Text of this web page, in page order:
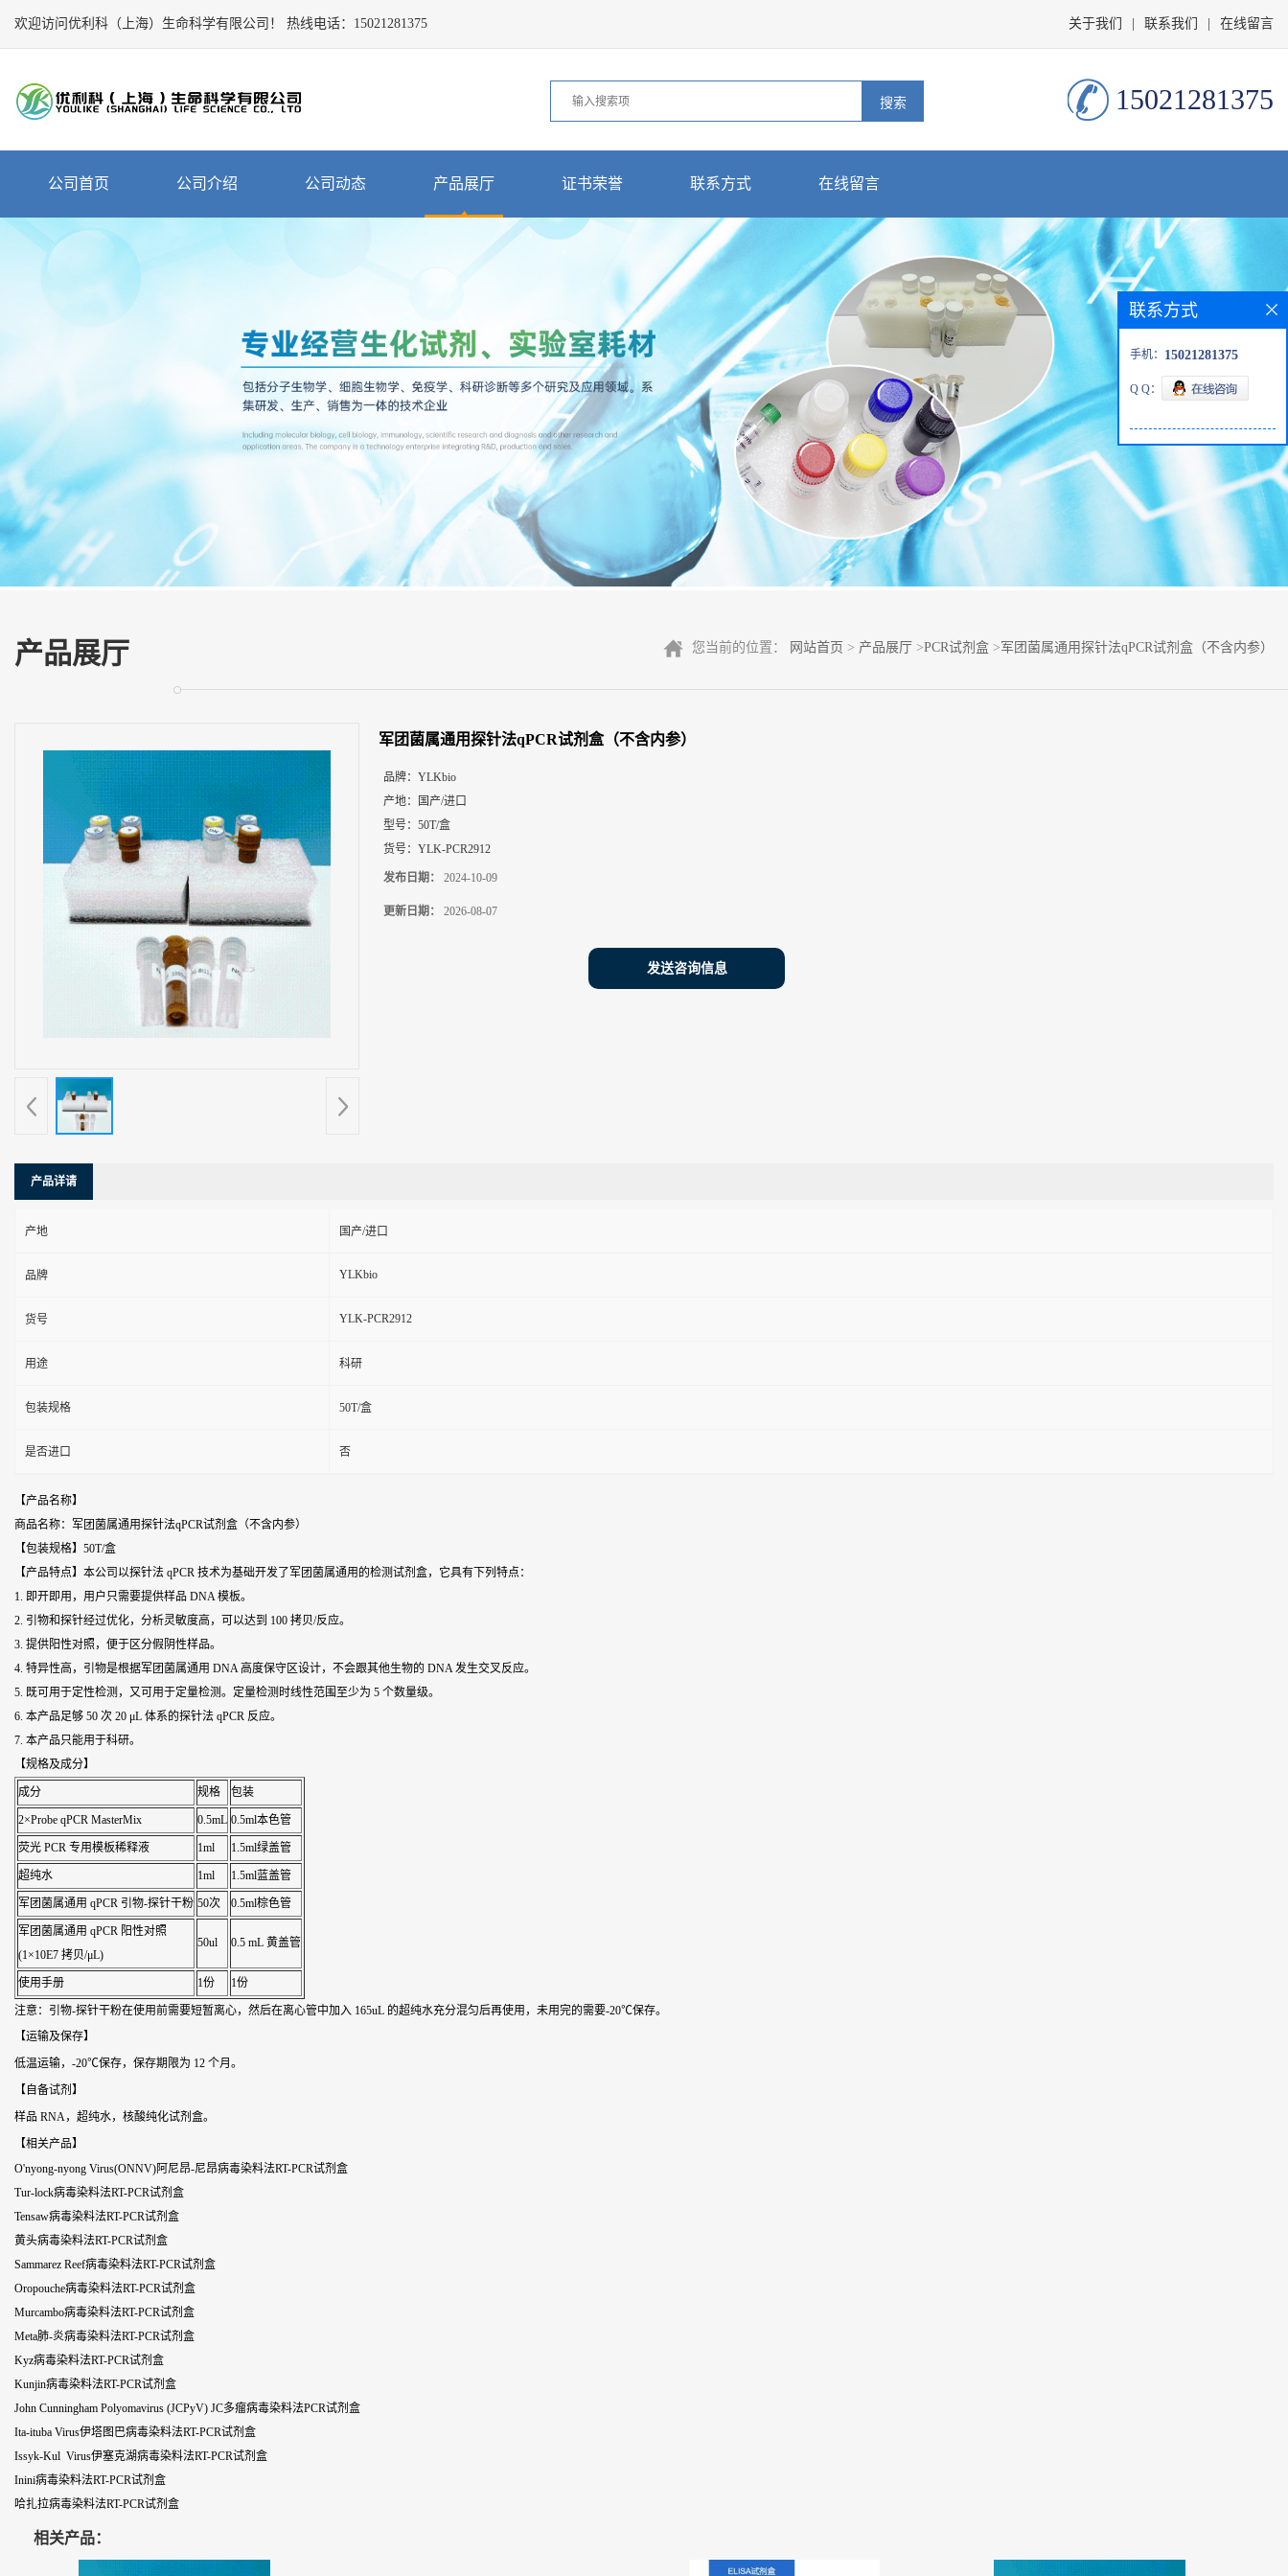
欢迎访问优利科（上海）生命科学有限公司！ 热线电话： 15021281375 关于我们 联系我们 在线留言
15021281375
Close
司
首
介
绍
证
书
荣
誉
方
式
公司首页 公司介绍 公司动态 产品展厅 证书荣誉 联系方式 在线留言
产品展厅 您当前的位置： 网站首页 > 产品展厅 >PCR试剂盒 >军团菌属通用探针法qPCR试剂盒（不含内参）
军团菌属通用探针法qPCR试剂盒（不含内参）
品牌： YLKbio
产地：
国产/进口
型号： 50T/盒
货号： YLK-PCR2912
发布日期： 2024-10-09
更新日期： 2026-08-07
发送咨询信息
产品详请
产地 国产/进口
品牌 YLKbio
货号 YLK-PCR2912
用途 科研
包装规格 50T/盒
是否进口 否
【产品名称】
商品名称：军团菌属通用探针法qPCR试剂盒（不含内参）
【包装规格】50T/盒
【产品特点】本公司以探针法 qPCR 技术为基础开发了军团菌属通用的检测试剂盒，它具有下列特点：
1. 即开即用，用户只需要提供样品 DNA 模板。
2. 引物和探针经过优化，分析灵敏度高，可以达到 100 拷贝/反应。
3. 提供阳性对照，便于区分假阴性样品。
4. 特异性高，引物是根据军团菌属通用 DNA 高度保守区设计，不会跟其他生物的 DNA 发生交叉反应。
5. 既可用于定性检测，又可用于定量检测。定量检测时线性范围至少为 5 个数量级。
6. 本产品足够 50 次 20 μL 体系的探针法 qPCR 反应。
7. 本产品只能用于科研。
【规格及成分】
成分 规格 包装
2×Probe qPCR MasterMix 0.5mL 0.5ml本色管
荧光 PCR 专用模板稀释液 1ml 1.5ml绿盖管
超纯水 1ml 1.5ml蓝盖管
军团菌属通用 qPCR 引物-探针干粉 50次 0.5ml棕色管
军团菌属通用 qPCR 阳性对照
(1×10E7 拷贝/μL)
50ul 0.5 mL 黄盖管
使用手册 1份 1份
注意：引物-探针干粉在使用前需要短暂离心，然后在离心管中加入 165uL 的超纯水充分混匀后再使用，未用完的需要-20℃保存。
【运输及保存】
低温运输，-20℃保存，保存期限为 12 个月。
【自备试剂】
样品 RNA，超纯水，核酸纯化试剂盒。
【相关产品】
O'nyong-nyong Virus(ONNV)阿尼昂-尼昂病毒染料法RT-PCR试剂盒
Tur-lock病毒染料法RT-PCR试剂盒
Tensaw病毒染料法RT-PCR试剂盒
黄头病毒染料法RT-PCR试剂盒
Sammarez Reef病毒染料法RT-PCR试剂盒
Oropouche病毒染料法RT-PCR试剂盒
Murcambo病毒染料法RT-PCR试剂盒
Meta肺-炎病毒染料法RT-PCR试剂盒
Kyz病毒染料法RT-PCR试剂盒
Kunjin病毒染料法RT-PCR试剂盒
John Cunningham Polyomavirus (JCPyV) JC多瘤病毒染料法PCR试剂盒
Ita-ituba Virus伊塔图巴病毒染料法RT-PCR试剂盒
Issyk-Kul Virus伊塞克湖病毒染料法RT-PCR试剂盒
Inini病毒染料法RT-PCR试剂盒
哈扎拉病毒染料法RT-PCR试剂盒
相关产品：
联系方式
手机： 15021281375
Q Q：